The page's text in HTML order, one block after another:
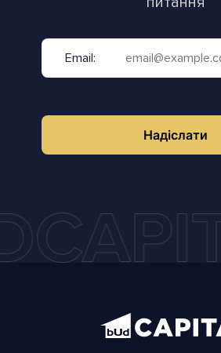
Email:
Надіслати